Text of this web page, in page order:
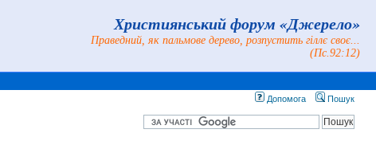
Християнський форум «Джерело»
Праведний, як пальмове дерево, розпустить гіллє своє...
(Пс.92:12)
Допомога Пошук